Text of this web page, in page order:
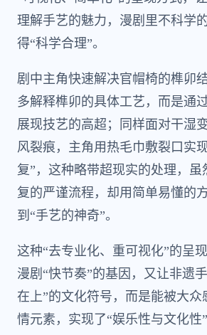
理解手艺的魅力，漫剧里不科学
得“科学合理”。
剧中主角快速解决官帽椅的榫卯
多解释榫卯的具体工艺，而是通
展现技艺的高超；同样面对干湿
风裂痕，主角用热毛巾敷裂口实
复”，这种略带超现实的处理，
复的严谨流程，却用简单易懂的
到“手艺的神奇”。
这种“去专业化、重可视化”的呈
漫剧“快节奏”的基因，又让非遗
在上”的文化符号，而是能被大众
情元素，实现了“娱乐性与文化性”